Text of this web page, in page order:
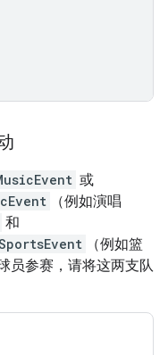
或
（例如演唱
和
（例如篮
员参赛，请将这两支队